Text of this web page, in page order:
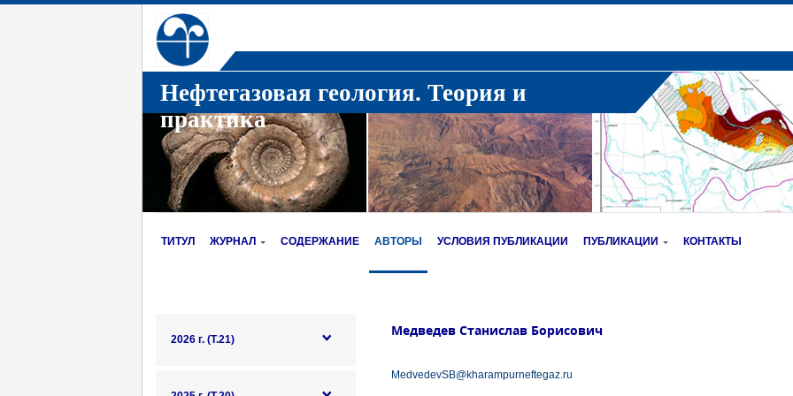
Нефтегазовая геология. Теория и
практика
ТИТУЛ ЖУРНАЛ СОДЕРЖАНИЕ АВТОРЫ УСЛОВИЯ ПУБЛИКАЦИИ ПУБЛИКАЦИИ КОНТАКТЫ
2026 г. (Т.21)
Медведев Станислав Борисович
MedvedevSB@kharampurneftegaz.ru